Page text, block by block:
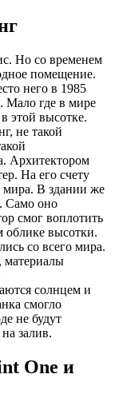
Но со временем
помещение.
него в 1985
Мало где в мире
этой высотке.
не такой
Архитектором
На его счету
мира. В здании же
Само оно
смог воплотить
высотки.
со всего мира.
материалы
солнцем и
смогло
не будут
залив.
One и